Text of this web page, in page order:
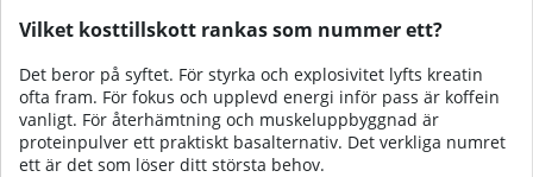
Vilket kosttillskott rankas som nummer ett?
Det beror på syftet. För styrka och explosivitet lyfts kreatin
ofta fram. För fokus och upplevd energi inför pass är koffein
vanligt. För återhämtning och muskeluppbyggnad är
proteinpulver ett praktiskt basalternativ. Det verkliga numret
ett är det som löser ditt största behov.